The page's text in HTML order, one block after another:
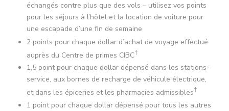
échangés contre plus que des vols – utilisez vos points
pour les séjours à l’hôtel et la location de voiture pour
une escapade d’une fin de semaine
2 points pour chaque dollar d’achat de voyage effectué
auprès du Centre de primes CIBC†
1,5 point pour chaque dollar dépensé dans les stations-
service, aux bornes de recharge de véhicule électrique,
et dans les épiceries et les pharmacies admissibles†
1 point pour chaque dollar dépensé pour tous les autres